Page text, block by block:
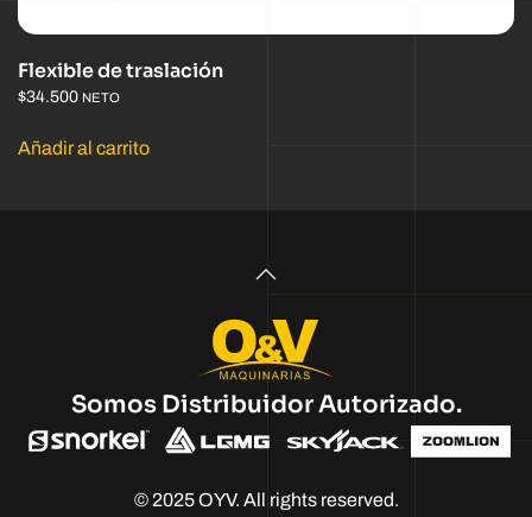
Flexible de traslación
$34.500 NETO
Añadir al carrito
Somos Distribuidor Autorizado.
© 2025 OYV. All rights reserved.